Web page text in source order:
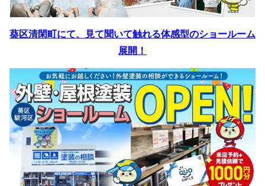
葵区清閑町にて、見て聞いて触れる体感型のショールーム
展開！